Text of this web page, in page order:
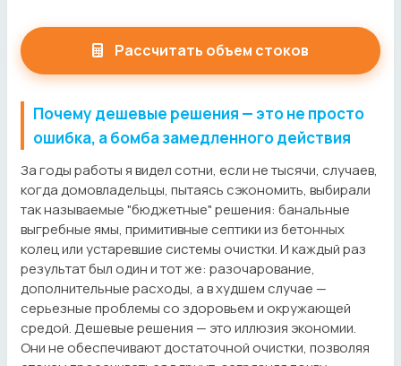
Рассчитать объем стоков
Почему дешевые решения — это не просто
ошибка, а бомба замедленного действия
За годы работы я видел сотни, если не тысячи, случаев,
когда домовладельцы, пытаясь сэкономить, выбирали
так называемые "бюджетные" решения: банальные
выгребные ямы, примитивные септики из бетонных
колец или устаревшие системы очистки. И каждый раз
результат был один и тот же: разочарование,
дополнительные расходы, а в худшем случае —
серьезные проблемы со здоровьем и окружающей
средой. Дешевые решения — это иллюзия экономии.
Они не обеспечивают достаточной очистки, позволяя